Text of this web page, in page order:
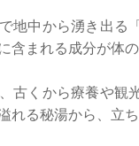
地中から湧き出る
含まれる成分が体
古くから療養や観
れる秘湯から、立